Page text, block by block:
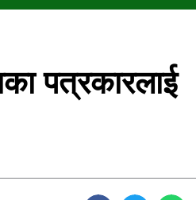
पत्रकारलाई